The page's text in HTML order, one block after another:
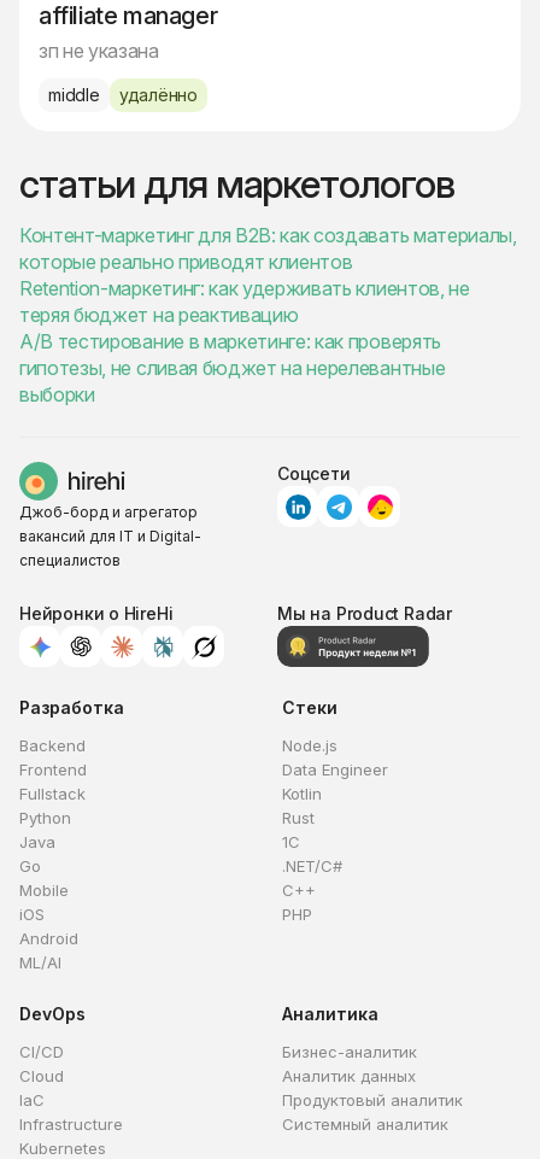
affiliate manager
зп не указана
middle удалённо
статьи для маркетологов
Контент-маркетинг для B2B: как создавать материалы,
которые реально приводят клиентов
Retention-маркетинг: как удерживать клиентов, не
теряя бюджет на реактивацию
A/B тестирование в маркетинге: как проверять
гипотезы, не сливая бюджет на нерелевантные
выборки
Джоб-борд и агрегатор
вакансий для IT и Digital-
специалистов
Соцсети
Нейронки о HireHi Мы на Product Radar
Разработка
Backend
Frontend
Fullstack
Python
Java
Go
Mobile
iOS
Android
ML/AI
Стеки
Node.js
Data Engineer
Kotlin
Rust
1C
.NET/C#
C++
PHP
DevOps
CI/CD
Cloud
IaC
Infrastructure
Kubernetes
Аналитика
Бизнес-аналитик
Аналитик данных
Продуктовый аналитик
Системный аналитик